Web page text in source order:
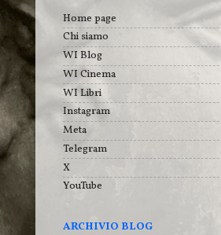
Home page
Chi siamo
WI Blog
WI Cinema
WI Libri
Instagram
Meta
Telegram
X
YouTube
ARCHIVIO BLOG